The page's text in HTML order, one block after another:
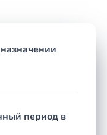
и многие из
документов и
приходят со
период в